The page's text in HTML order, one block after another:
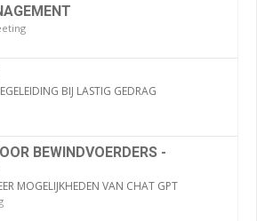
BIJ LASTIG GEDRAG
BEWINDVOERDERS -
MOGELIJKHEDEN VAN CHAT GPT